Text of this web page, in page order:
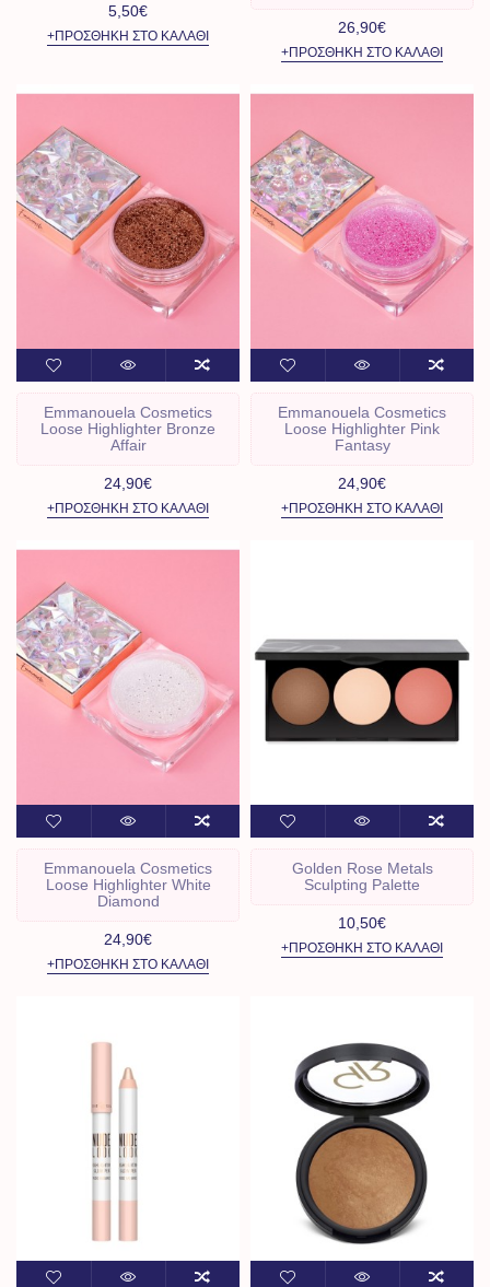
5,50€
+ΠΡΟΣΘΉΚΗ ΣΤΟ ΚΑΛΆΘΙ 26,90€
+ΠΡΟΣΘΉΚΗ ΣΤΟ ΚΑΛΆΘΙ
Emmanouela Cosmetics
Loose Highlighter Bronze
Affair
24,90€
+ΠΡΟΣΘΉΚΗ ΣΤΟ ΚΑΛΆΘΙ
Emmanouela Cosmetics
Loose Highlighter Pink
Fantasy
24,90€
+ΠΡΟΣΘΉΚΗ ΣΤΟ ΚΑΛΆΘΙ
Emmanouela Cosmetics
Loose Highlighter White
Diamond
24,90€
+ΠΡΟΣΘΉΚΗ ΣΤΟ ΚΑΛΆΘΙ
Golden Rose Metals
Sculpting Palette
10,50€
+ΠΡΟΣΘΉΚΗ ΣΤΟ ΚΑΛΆΘΙ